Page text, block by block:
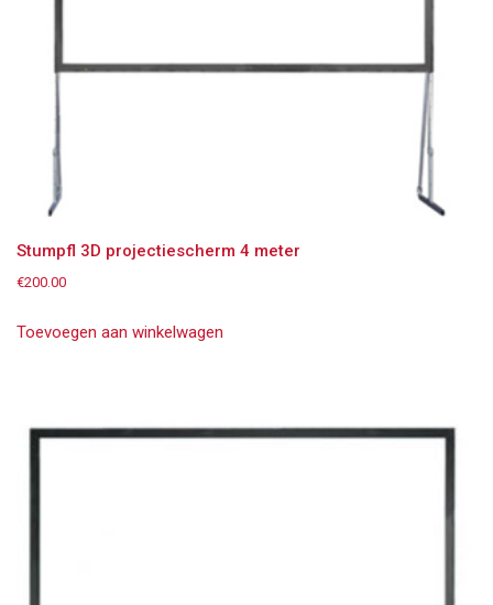
Stumpfl 3D projectiescherm 4 meter
€200.00
Toevoegen aan winkelwagen